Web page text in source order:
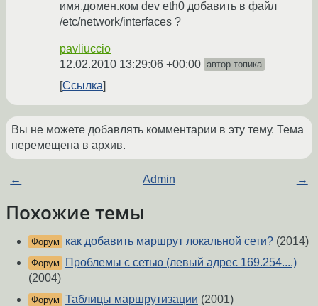
имя.домен.ком dev eth0 добавить в файл
/etc/network/interfaces ?
pavliuccio
12.02.2010 13:29:06 +00:00 автор топика
Ссылка
Вы не можете добавлять комментарии в эту тему. Тема
перемещена в архив.
← Admin →
Похожие темы
Форум как добавить маршрут локальной сети? (2014)
Форум
Проблемы с сетью (левый адрес 169.254....)
(2004)
Форум Таблицы маршрутизации (2001)